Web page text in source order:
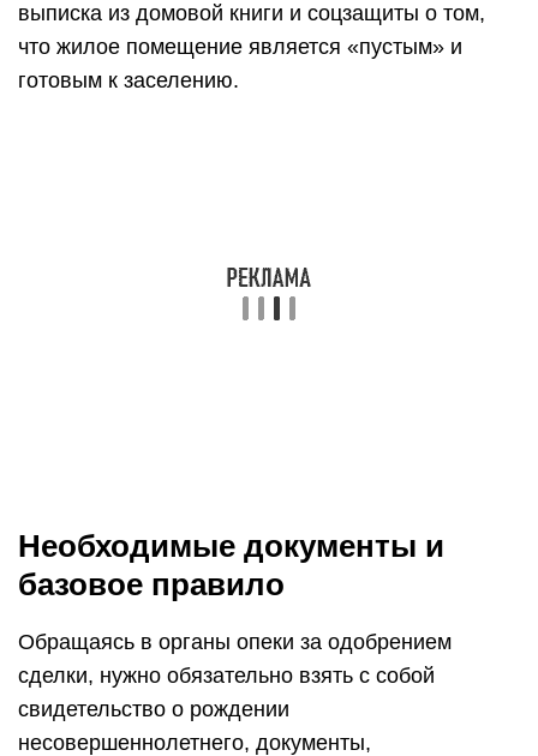
выписка из домовой книги и соцзащиты о том,
что жилое помещение является «пустым» и
готовым к заселению.
Необходимые документы и
базовое правило
Обращаясь в органы опеки за одобрением
сделки, нужно обязательно взять с собой
свидетельство о рождении
несовершеннолетнего, документы,